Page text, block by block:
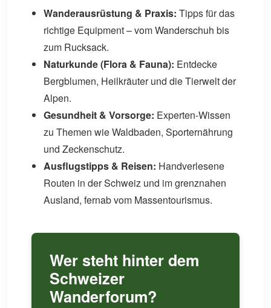
Wanderausrüstung & Praxis: Tipps für das
richtige Equipment – vom Wanderschuh bis
zum Rucksack.
Naturkunde (Flora & Fauna): Entdecke
Bergblumen, Heilkräuter und die Tierwelt der
Alpen.
Gesundheit & Vorsorge: Experten-Wissen
zu Themen wie Waldbaden, Sporternährung
und Zeckenschutz.
Ausflugstipps & Reisen: Handverlesene
Routen in der Schweiz und im grenznahen
Ausland, fernab vom Massentourismus.
Wer steht hinter dem
Schweizer
Wanderforum?